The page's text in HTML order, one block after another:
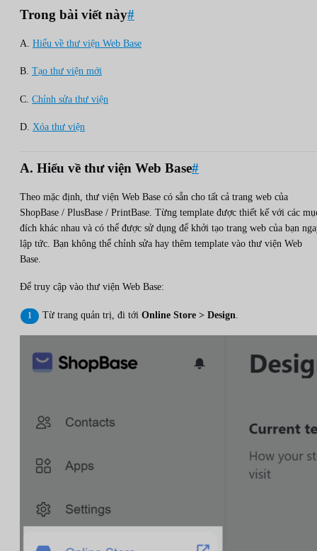
Trong bài viết này#
A. Hiểu về thư viện Web Base
B. Tạo thư viện mới
C. Chỉnh sửa thư viện
D. Xóa thư viện
A. Hiểu về thư viện Web Base#
Theo mặc định, thư viện Web Base có sẵn cho tất cả trang web của
ShopBase / PlusBase / PrintBase. Từng template được thiết kế với các
đích khác nhau và có thể được sử dụng để khởi tạo trang web của bạn
lập tức. Bạn không thể chỉnh sửa hay thêm template vào thư viện Web
Base.
Để truy cập vào thư viện Web Base:
Từ trang quản trị, đi tới Online Store > Design